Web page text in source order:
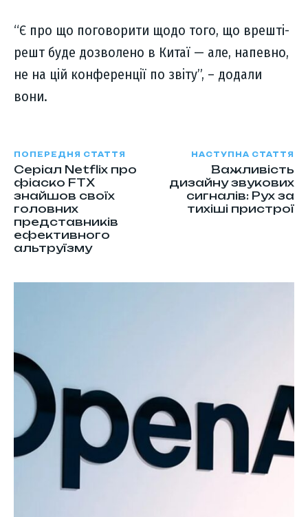
“Є про що поговорити щодо того, що врешті-
решт буде дозволено в Китаї — але, напевно,
не на цій конференції по звіту”, – додали
вони.
ПОПЕРЕДНЯ СТАТТЯ
Серіал Netflix про
фіаско FTX
знайшов своїх
головних
представників
ефективного
альтруїзму
НАСТУПНА СТАТТЯ
Важливість
дизайну звукових
сигналів: Рух за
тихіші пристрої